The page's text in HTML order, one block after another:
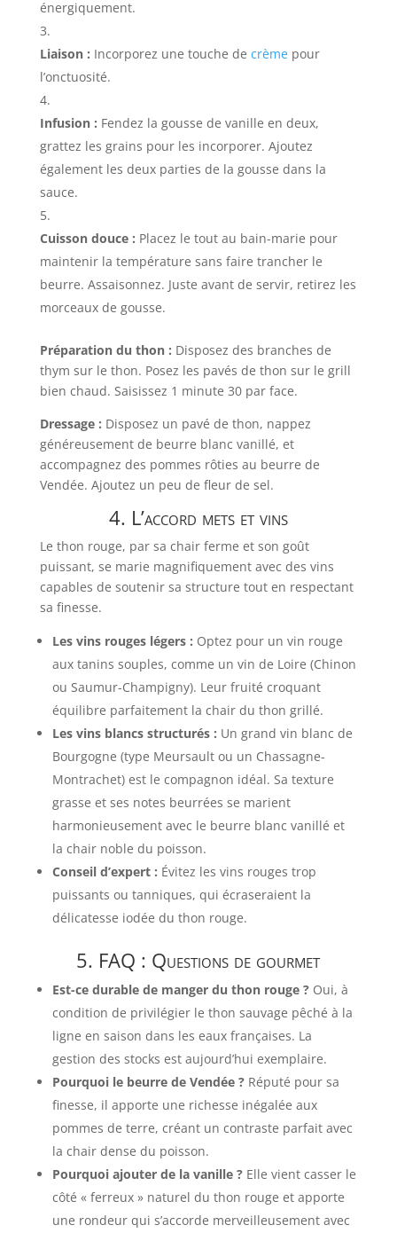
énergiquement.
Liaison : Incorporez une touche de crèmepour
l’onctuosité.
Infusion : Fendez la gousse de vanille en deux,
grattez les grains pour les incorporer. Ajoutez
également les deux parties de la gousse dans la
sauce.
Cuisson douce : Placez le tout au bain-marie pour
maintenir la température sans faire trancher le
beurre. Assaisonnez. Juste avant de servir, retirez les
morceaux de gousse.
Préparation du thon : Disposez des branches de
thym sur le thon. Posez les pavés de thon sur le grill
bien chaud. Saisissez 1 minute 30 par face.
Dressage : Disposez un pavé de thon, nappez
généreusement de beurre blanc vanillé, et
accompagnez des pommes rôties au beurre de
Vendée. Ajoutez un peu de fleur de sel.
4. L’accord mets et vins
Le thon rouge, par sa chair ferme et son goût
puissant, se marie magnifiquement avec des vins
capables de soutenir sa structure tout en respectant
sa finesse.
Les vins rouges légers : Optez pour un vin rouge
aux tanins souples, comme un vin de Loire (Chinon
ou Saumur-Champigny). Leur fruité croquant
équilibre parfaitement la chair du thon grillé.
Les vins blancs structurés : Un grand vin blanc de
Bourgogne (type Meursault ou un Chassagne-
Montrachet) est le compagnon idéal. Sa texture
grasse et ses notes beurrées se marient
harmonieusement avec le beurre blanc vanillé et
la chair noble du poisson.
Conseil d’expert : Évitez les vins rouges trop
puissants ou tanniques, qui écraseraient la
délicatesse iodée du thon rouge.
5. FAQ : Questions de gourmet
Est-ce durable de manger du thon rouge ?Oui, à
condition de privilégier le thon sauvage pêché à la
ligne en saison dans les eaux françaises. La
gestion des stocks est aujourd’hui exemplaire.
Pourquoi le beurre de Vendée ?Réputé pour sa
finesse, il apporte une richesse inégalée aux
pommes de terre, créant un contraste parfait avec
la chair dense du poisson.
Pourquoi ajouter de la vanille ?Elle vient casser le
côté « ferreux » naturel du thon rouge et apporte
une rondeur qui s’accorde merveilleusement avec